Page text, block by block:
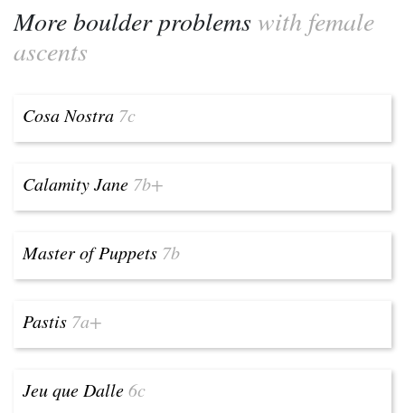
More boulder problems with female
ascents
Cosa Nostra 7c
Calamity Jane 7b+
Master of Puppets 7b
Pastis 7a+
Jeu que Dalle6c